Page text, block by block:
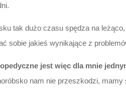
tak dużo czasu spędza na
sobie jakieś wynikające z
jest więc dla mnie
nam nie przeszkodzi,